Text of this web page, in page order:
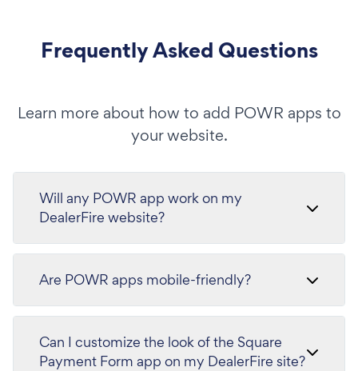
Frequently Asked Questions
Learn more about how to add POWR apps to
your website.
Will any POWR app work on my
DealerFire website?
Are POWR apps mobile-friendly?
Can I customize the look of the Square
Payment Form app on my DealerFire site?